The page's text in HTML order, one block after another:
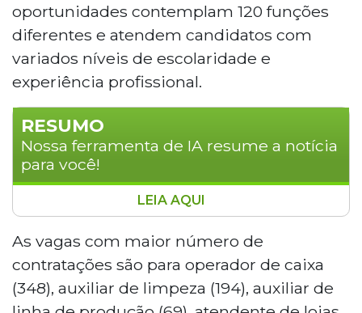
oportunidades contemplam 120 funções
diferentes e atendem candidatos com
variados níveis de escolaridade e
experiência profissional.
RESUMO
Nossa ferramenta de IA resume a notícia
para você!
A Funsat oferece 1.479 vagas de emprego em
Campo Grande nesta quarta-feira (27),
distribuídas em 120 funções para candidatos
com diferentes níveis de escolaridade. Os
cargos com mais oportunidades são operador
LEIA AQUI
As vagas com maior número de
contratações são para operador de caixa
(348), auxiliar de limpeza (194), auxiliar de